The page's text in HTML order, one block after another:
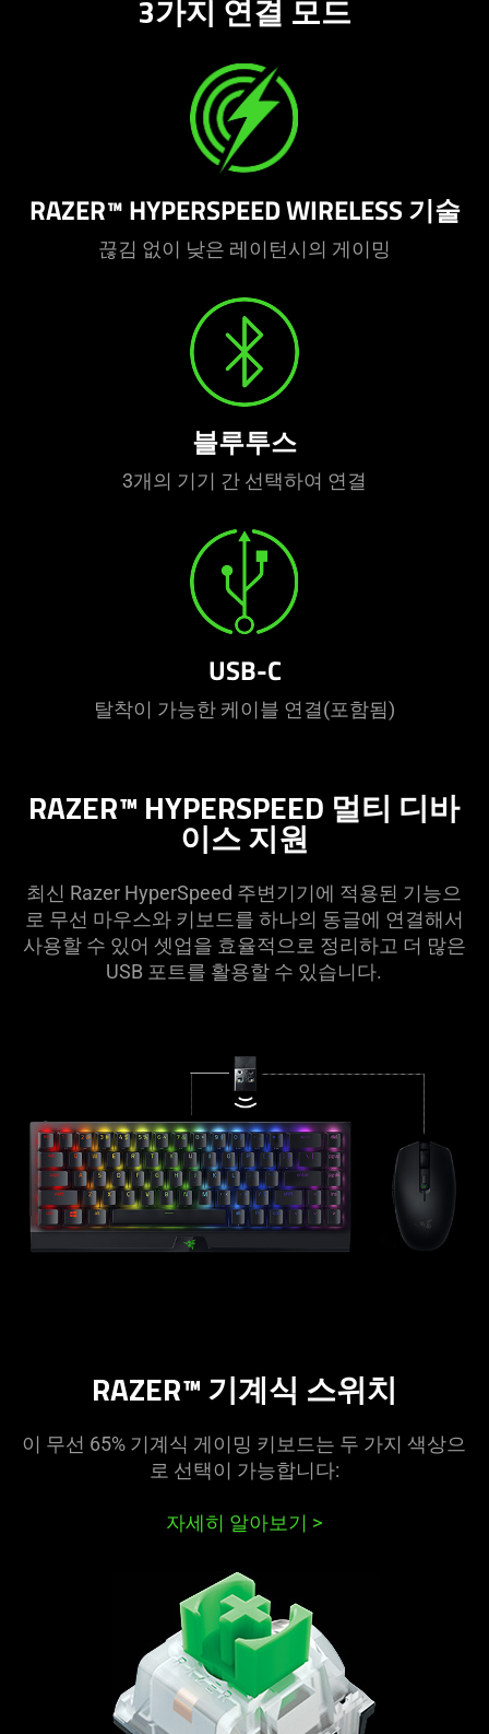
3가지 연결 모드
RAZER™ HYPERSPEED WIRELESS 기술
끊김 없이 낮은 레이턴시의 게이밍
블루투스
3개의 기기 간 선택하여 연결
USB-C
탈착이 가능한 케이블 연결(포함됨)
RAZER™ HYPERSPEED 멀티 디바
이스 지원
최신 Razer HyperSpeed 주변기기에 적용된 기능으
로 무선 마우스와 키보드를 하나의 동글에 연결해서
사용할 수 있어 셋업을 효율적으로 정리하고 더 많은
USB 포트를 활용할 수 있습니다.
RAZER™ 기계식 스위치
이 무선 65% 기계식 게이밍 키보드는 두 가지 색상으
로 선택이 가능합니다:
자세히 알아보기 >